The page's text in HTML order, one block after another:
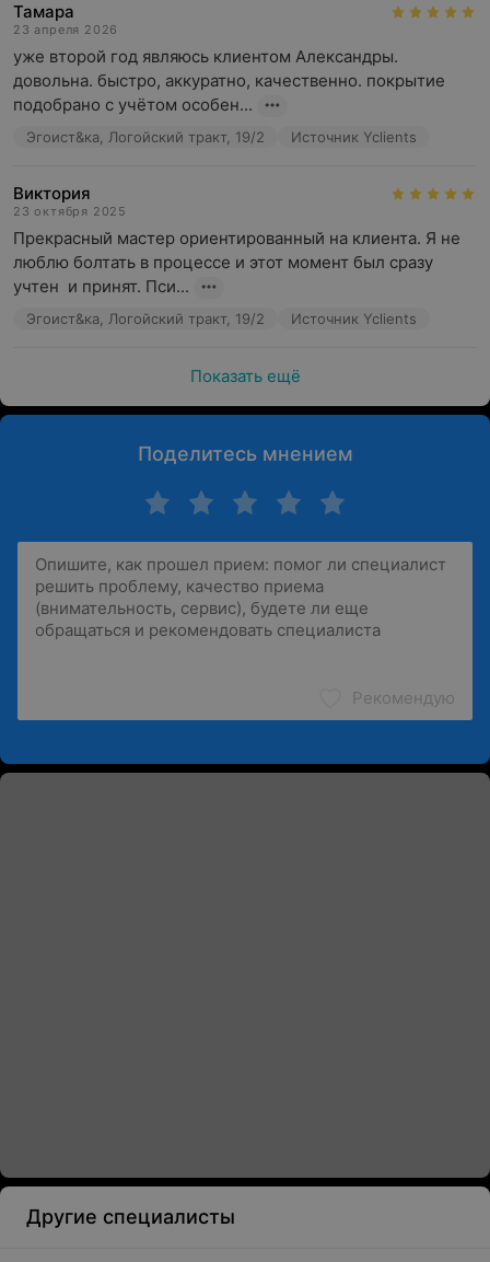
Тамара
23 апреля 2026
уже второй год являюсь клиентом Александры.
довольна. быстро, аккуратно, качественно. покрытие
подобрано с учётом особен...
Эгоист&ка, Логойский тракт, 19/2 Источник Yclients
Виктория
23 октября 2025
Прекрасный мастер ориентированный на клиента. Я не
люблю болтать в процессе и этот момент был сразу
учтен  и принят. Пси...
Эгоист&ка, Логойский тракт, 19/2 Источник Yclients
Показать ещё
Поделитесь мнением
Рекомендую
Другие специалисты